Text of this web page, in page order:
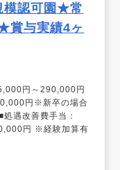
模認可園★常
賞与実績4ヶ
円～290,000円
円※新卒の場合
遇改善費手当：
円 ※経験加算有